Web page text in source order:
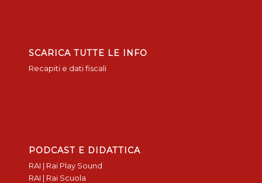
SCARICA TUTTE LE INFO
Recapiti e dati fiscali
PODCAST E DIDATTICA
RAI | Rai Play Sound
RAI | Rai Scuola